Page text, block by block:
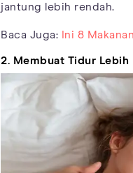
jantung lebih rendah.
Baca Juga: Ini 8
2. Membuat Tidur Lebih